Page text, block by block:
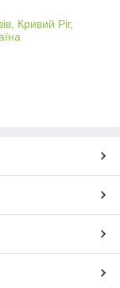
Кривий Ріг,